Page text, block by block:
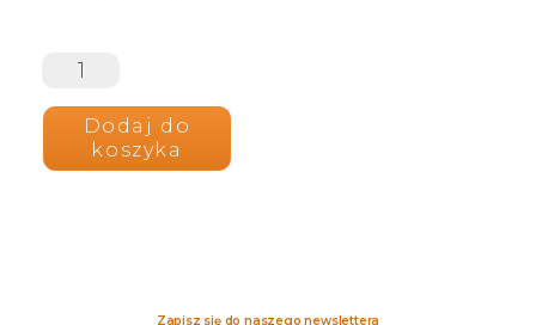
Dodaj do
koszyka
Zapisz się do naszego newslettera